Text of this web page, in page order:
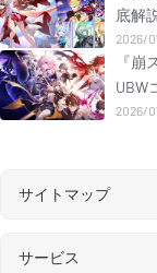
底解
引き
2026/
『崩
UBW
2026/
サイトマップ
サービス